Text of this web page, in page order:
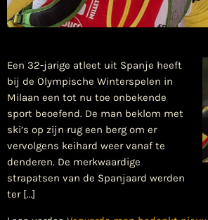
Een 32-jarige atleet uit Spanje heeft
bij de Olympische Winterspelen in
Milaan een tot nu toe onbekende
sport beoefend. De man beklom met
ski’s op zijn rug een berg om er
vervolgens keihard weer vanaf te
denderen. De merkwaardige
strapatsen van de Spanjaard werden
ter […]